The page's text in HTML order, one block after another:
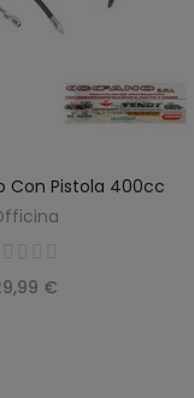
AL CARRELLO
Con Pistola 400cc
€